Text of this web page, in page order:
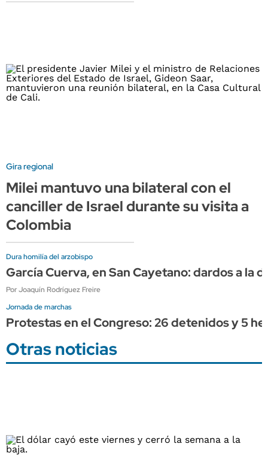
Gira regional
Milei mantuvo una bilateral con el
canciller de Israel durante su visita a
Colombia
Dura homilía del arzobispo
García Cuerva, en San Cayetano: dardos a la
Por Joaquín Rodríguez Freire
Jornada de marchas
Protestas en el Congreso: 26 detenidos y 5
Otras noticias